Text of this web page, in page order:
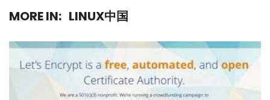
MORE IN: LINUX中国